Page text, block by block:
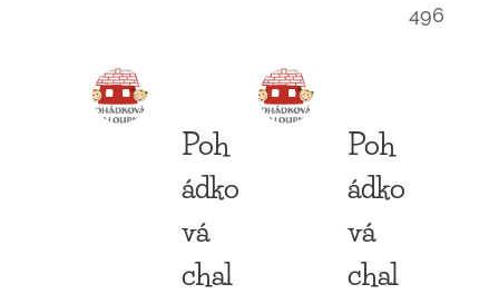
496
Poh
ádko
vá
chal
Poh
ádko
vá
chal